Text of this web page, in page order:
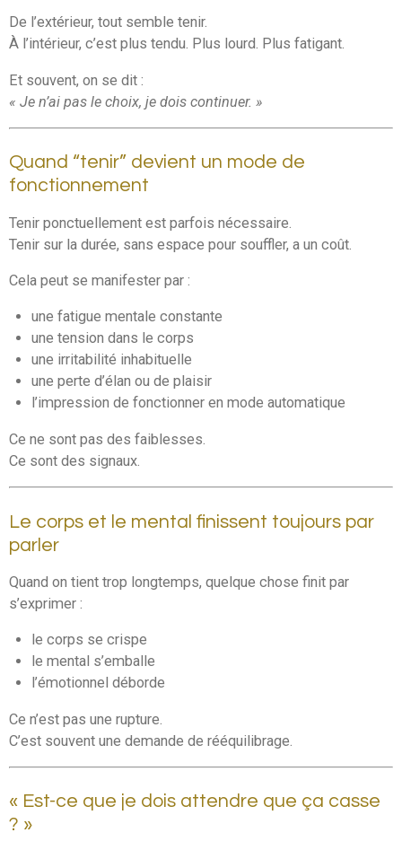
De l’extérieur, tout semble tenir.
À l’intérieur, c’est plus tendu. Plus lourd. Plus fatigant.
Et souvent, on se dit :
« Je n’ai pas le choix, je dois continuer. »
Quand “tenir” devient un mode de
fonctionnement
Tenir ponctuellement est parfois nécessaire.
Tenir sur la durée, sans espace pour souffler, a un coût.
Cela peut se manifester par :
une fatigue mentale constante
une tension dans le corps
une irritabilité inhabituelle
une perte d’élan ou de plaisir
l’impression de fonctionner en mode automatique
Ce ne sont pas des faiblesses.
Ce sont des signaux.
Le corps et le mental finissent toujours par
parler
Quand on tient trop longtemps, quelque chose finit par
s’exprimer :
le corps se crispe
le mental s’emballe
l’émotionnel déborde
Ce n’est pas une rupture.
C’est souvent une demande de rééquilibrage.
« Est-ce que je dois attendre que ça casse
? »